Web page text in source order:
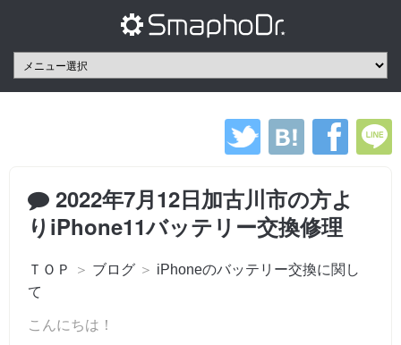
2022年7月12日加古川市の方よ
りiPhone11バッテリー交換修理
ＴＯＰ ＞ ブログ ＞ iPhoneのバッテリー交換に関し
て
こんにちは！